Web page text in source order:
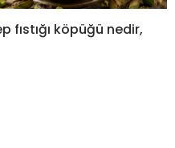
fıstığı köpüğü nedir,